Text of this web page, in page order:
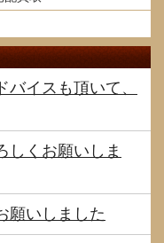
イスも頂いて、
しくお願いしま
願いしました